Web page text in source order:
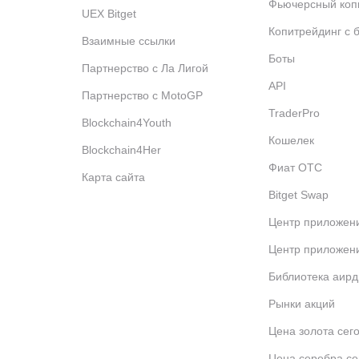
UEX Bitget
Взаимные ссылки
Партнерство с Ла Лигой
Партнерство с MotoGP
Blockchain4Youth
Blockchain4Her
Карта сайта
Фьючерсный
Копитрейдинг с
Боты
API
TraderPro
Кошелек
Фиат OTC
Bitget Swap
Центр
Центр
Библиотека
Рынки акций
Цена золота